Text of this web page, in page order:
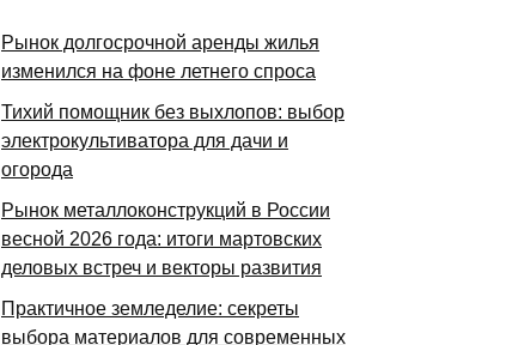
Рынок долгосрочной аренды жилья
изменился на фоне летнего спроса
Тихий помощник без выхлопов: выбор
электрокультиватора для дачи и
огорода
Рынок металлоконструкций в России
весной 2026 года: итоги мартовских
деловых встреч и векторы развития
Практичное земледелие: секреты
выбора материалов для современных